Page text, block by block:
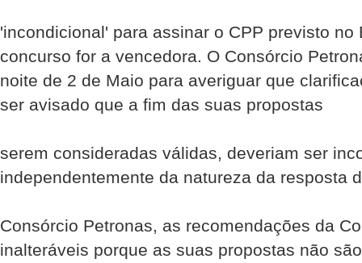
'incondicional' para assinar o CPP previsto
concurso for a vencedora. O Consórcio
noite de 2 de Maio para averiguar que
ser avisado que a fim das suas propostas
serem consideradas válidas, deveriam ser
independentemente da natureza da resposta
Consórcio Petronas, as recomendações da
inalteráveis porque as suas propostas não são